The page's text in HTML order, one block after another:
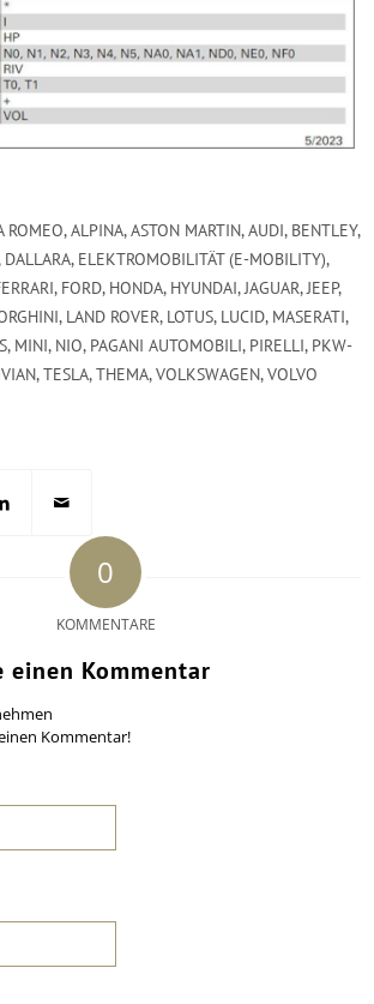
ROMEO,ALPINA,ASTON MARTIN,AUDI, BENTLEY,
DALLARA, ELEKTROMOBILITÄT (E-MOBILITY),
, FORD, HONDA, HYUNDAI,JAGUAR,JEEP,
, LAND ROVER, LOTUS, LUCID, MASERATI,
, MINI, NIO, PAGANI AUTOMOBILI, PIRELLI, PKW-
,TESLA,THEMA,VOLKSWAGEN,VOLVO
0
KOMMENTARE
einen Kommentar
Kommentar!